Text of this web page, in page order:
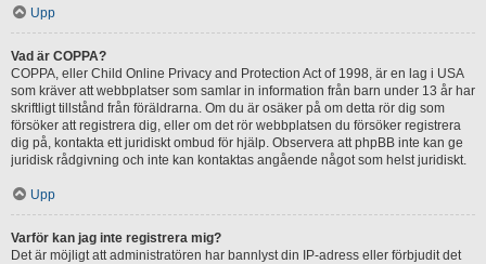
Upp
Vad är COPPA?
COPPA, eller Child Online Privacy and Protection Act of 1998, är en lag i USA
som kräver att webbplatser som samlar in information från barn under 13 år har
skriftligt tillstånd från föräldrarna. Om du är osäker på om detta rör dig som
försöker att registrera dig, eller om det rör webbplatsen du försöker registrera
dig på, kontakta ett juridiskt ombud för hjälp. Observera att phpBB inte kan ge
juridisk rådgivning och inte kan kontaktas angående något som helst juridiskt.
Upp
Varför kan jag inte registrera mig?
Det är möjligt att administratören har bannlyst din IP-adress eller förbjudit det